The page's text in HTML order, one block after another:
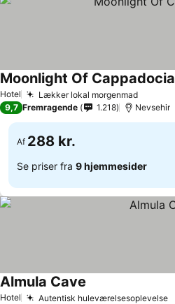
Hotel Lækker lokal morgenmad
Moonlight Of Cappadocia
9,7 Fremragende 1.218 Nevsehir
Af 288 kr.
Se priser fra 9 hjemmesider
Hotel Autentisk huleværelsesoplevelse
Almula Cave